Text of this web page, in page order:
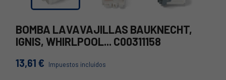
BOMBA LAVAVAJILLAS BAUKNECHT,
IGNIS, WHIRLPOOL... C00311158
13,61 € Impuestos incluidos